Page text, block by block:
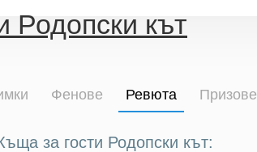
Родопски кът
Фенове Ревюта Призове
за гости Родопски кът: